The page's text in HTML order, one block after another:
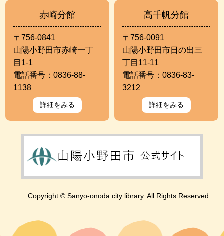
赤崎分館
〒756-0841
山陽小野田市赤崎一丁
目1-1
電話番号：0836-88-
1138
詳細をみる
高千帆分館
〒756-0091
山陽小野田市日の出三
丁目11-11
電話番号：0836-83-
3212
詳細をみる
Copyright © Sanyo-onoda city library. All Rights Reserved.